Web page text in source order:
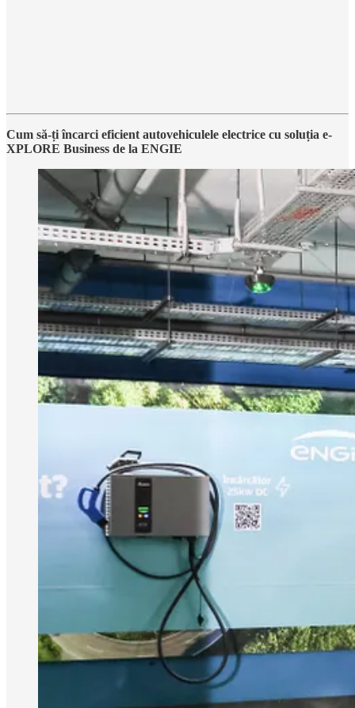
Cum să-ți încarci eficient autovehiculele electrice cu soluția e-
XPLORE Business de la ENGIE